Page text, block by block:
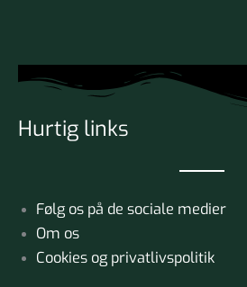
Hurtig links
Følg os på de sociale medier
Om os
Cookies og privatlivspolitik